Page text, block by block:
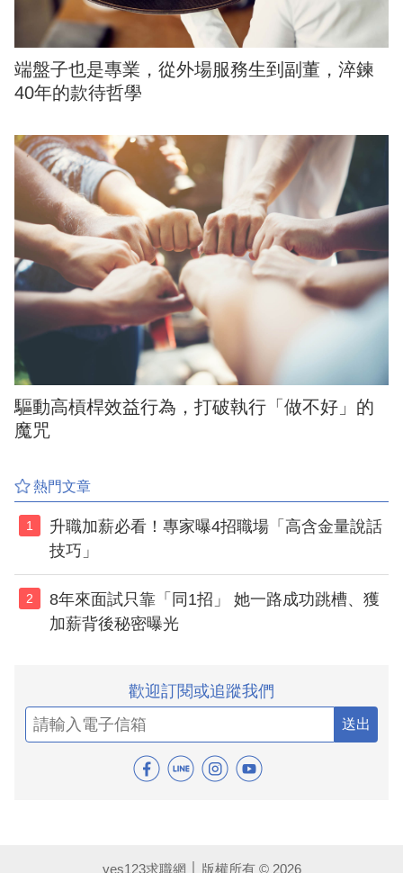
端盤子也是專業，從外場服務生到副董，淬鍊
40年的款待哲學
驅動高槓桿效益行為，打破執行「做不好」的
魔咒
熱門文章
1
升職加薪必看！專家曝4招職場「高含金量說話
技巧」
2
8年來面試只靠「同1招」 她一路成功跳槽、獲
加薪背後秘密曝光
歡迎訂閱或追蹤我們
送出
yes123求職網 │ 版權所有 © 2026